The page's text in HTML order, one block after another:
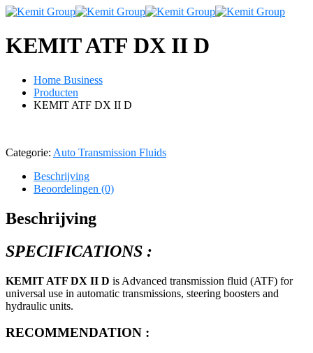
KEMIT ATF DX II D
Home Business
Producten
KEMIT ATF DX II D
Categorie: Auto Transmission Fluids
Beschrijving
Beoordelingen (0)
Beschrijving
SPECIFICATIONS :
KEMIT ATF DX II D is Advanced transmission fluid (ATF) for
universal use in automatic transmissions, steering boosters and
hydraulic units.
RECOMMENDATION :